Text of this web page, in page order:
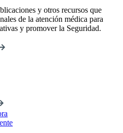
y otros recursos que
de la atención médica para
y promover la Seguridad.